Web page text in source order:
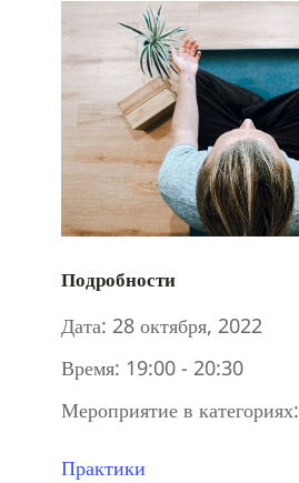
Подробности
Дата: 28 октября, 2022
Время: 19:00 - 20:30
Мероприятие в категориях:
Практики